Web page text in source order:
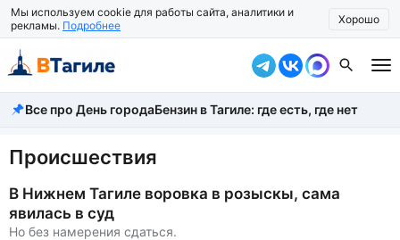
Мы используем cookie для работы сайта, аналитики и
рекламы. Подробнее Хорошо
Все новости
Происшествия
Город
Власть
Все про День городаБензин в Тагиле: где есть, где нет
Происшествия
В Нижнем Тагиле воровка в розыскы, сама
явилась в суд
Но без намерения сдаться.